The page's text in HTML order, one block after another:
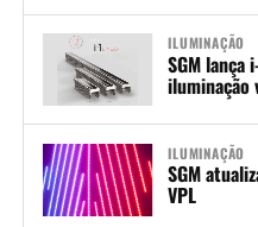
ILUMINAÇÃO
SGM lança
ILUMINAÇÃO
SGM
VPL